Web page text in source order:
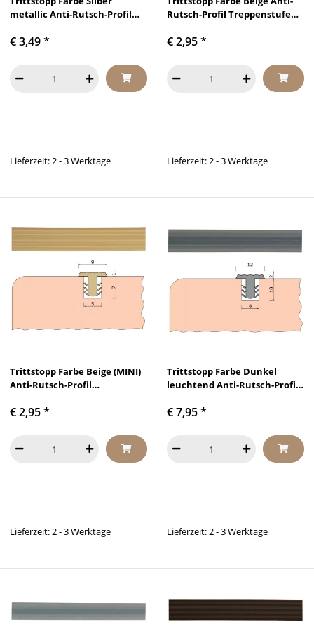
metallic Anti-Rutsch-Profil
und Rutschgummi
€ 3,49*
Lieferzeit: 2 - 3 Werktage
Rutsch-Profil Treppenstufen
Rutschgummi
€ 2,95*
Lieferzeit: 2 - 3 Werktage
Trittstopp Farbe Beige (MINI)
Anti-Rutsch-Profil
und Rutschgummi
€ 2,95*
Lieferzeit: 2 - 3 Werktage
Trittstopp Farbe Dunkel
leuchtend Anti-Rutsch-Profil
und Rutschgummi
€ 7,95*
Lieferzeit: 2 - 3 Werktage